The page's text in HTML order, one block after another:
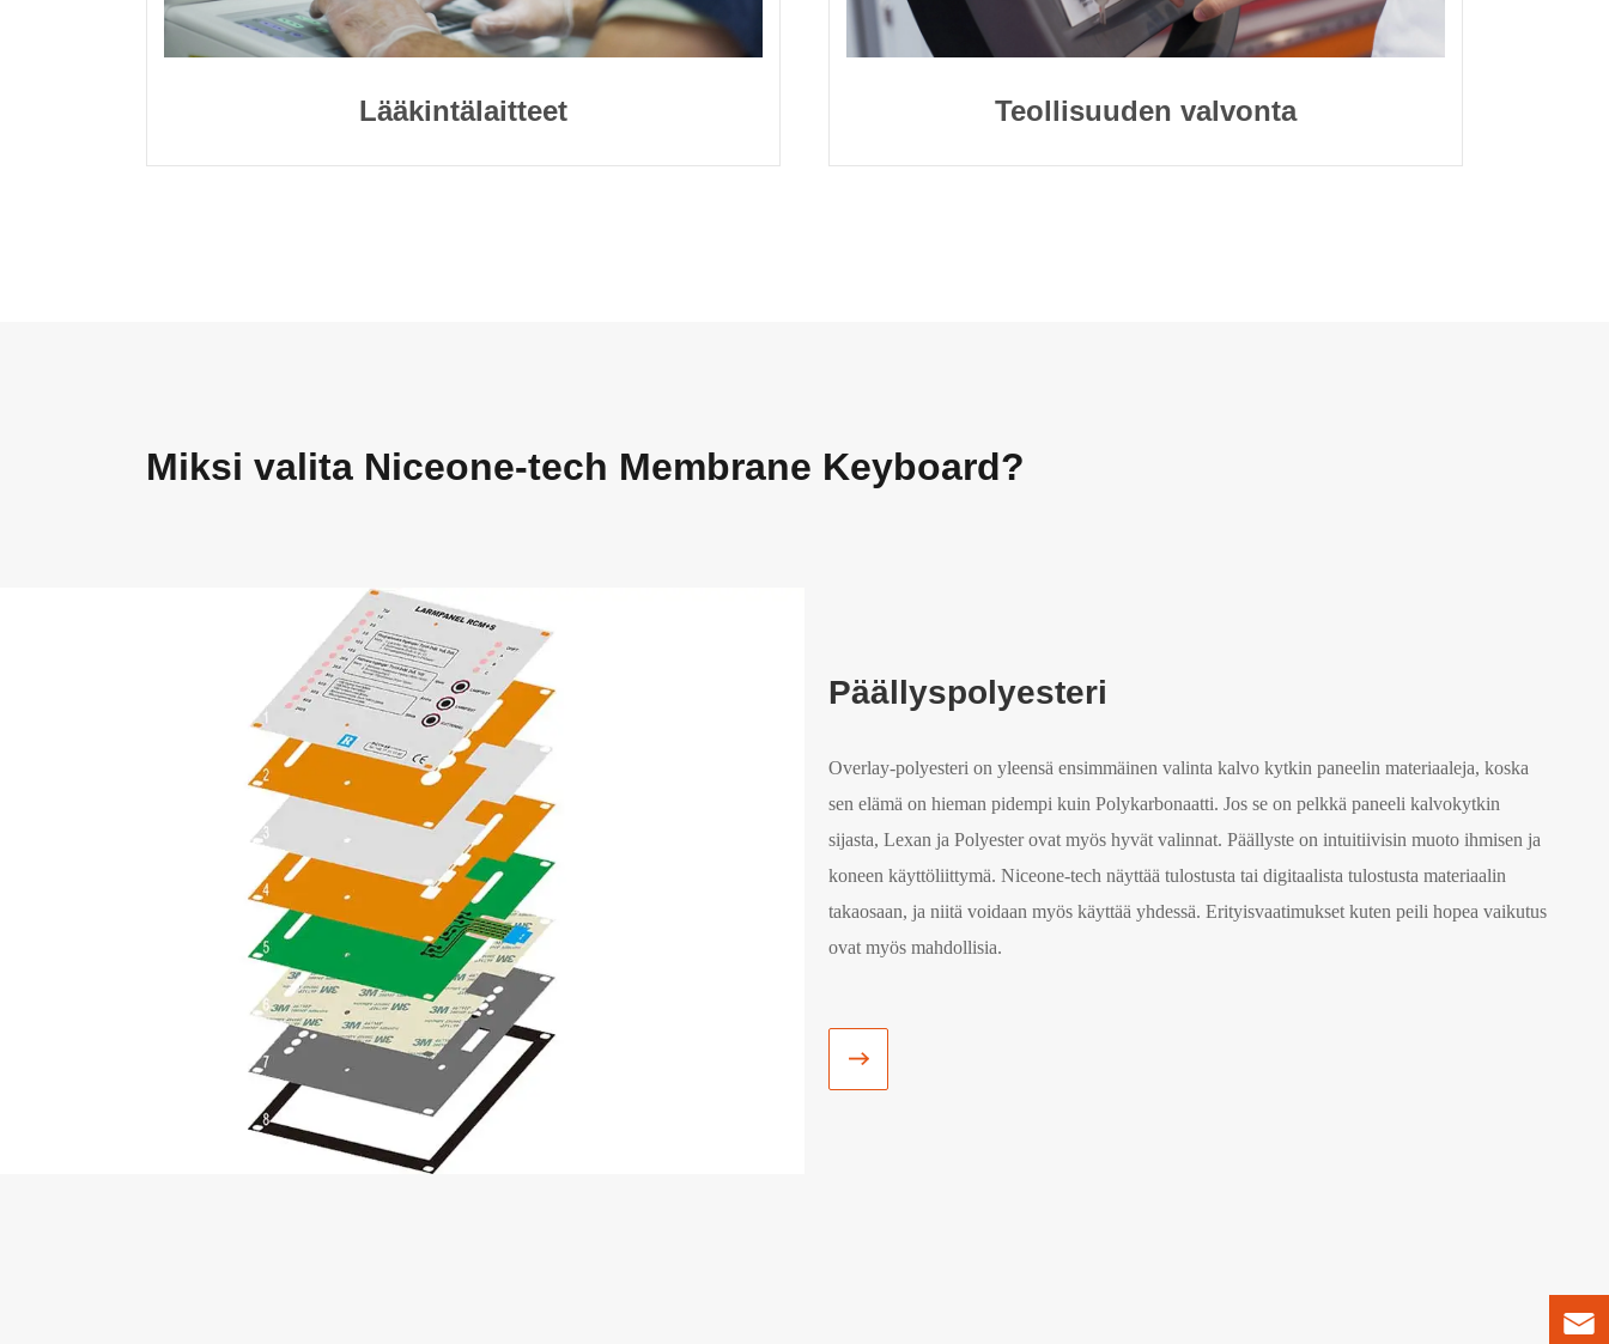
Lääkintälaitteet Teollisuuden valvonta
Miksi valita Niceone-tech Membrane Keyboard?
Päällyspolyesteri
Overlay-polyesteri on yleensä ensimmäinen valinta kalvo kytkin paneelin materiaaleja, koska
sen elämä on hieman pidempi kuin Polykarbonaatti. Jos se on pelkkä paneeli kalvokytkin
sijasta, Lexan ja Polyester ovat myös hyvät valinnat. Päällyste on intuitiivisin muoto ihmisen ja
koneen käyttöliittymä. Niceone-tech näyttää tulostusta tai digitaalista tulostusta materiaalin
takaosaan, ja niitä voidaan myös käyttää yhdessä. Erityisvaatimukset kuten peili hopea vaikutus
ovat myös mahdollisia.

